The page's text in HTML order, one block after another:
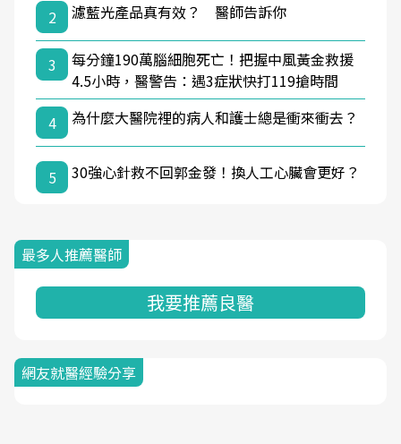
2
濾藍光產品真有效？ 醫師告訴你
3
每分鐘190萬腦細胞死亡！把握中風黃金救援
4.5小時，醫警告：遇3症狀快打119搶時間
4
為什麼大醫院裡的病人和護士總是衝來衝去？
5 30強心針救不回郭金發！換人工心臟會更好？
最多人推薦醫師
我要推薦良醫
網友就醫經驗分享